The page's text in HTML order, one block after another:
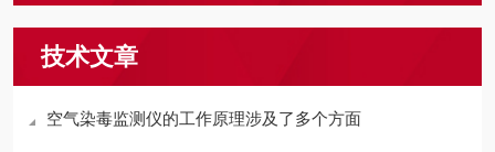
技术文章
空气染毒监测仪的工作原理涉及了多个方面